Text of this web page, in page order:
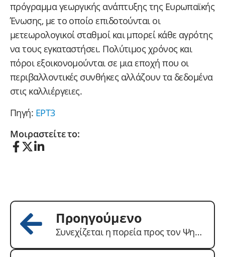
πρόγραμμα γεωργικής ανάπτυξης της Ευρωπαϊκής
Ένωσης, με το οποίο επιδοτούνται οι
μετεωρολογικοί σταθμοί και μπορεί κάθε αγρότης
να τους εγκαταστήσει. Πολύτιμος χρόνος και
πόροι εξοικονομούνται σε μια εποχή που οι
περιβαλλοντικές συνθήκες αλλάζουν τα δεδομένα
στις καλλιέργειες.
Πηγή: ΕΡΤ3
Μοιραστείτε το:
Προηγούμενο
Συνεχίζεται η πορεία προς τον Ψηφιακό Μετασχηματισμό του Γεωργικού Τομέα – «Γεωργία με Ευφυΐα»